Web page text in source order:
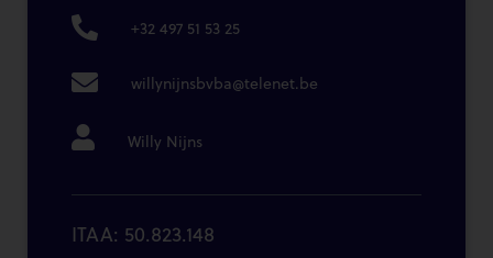
+32 497 51 53 25
willynijnsbvba@telenet.be
Willy Nijns
ITAA: 50.823.148